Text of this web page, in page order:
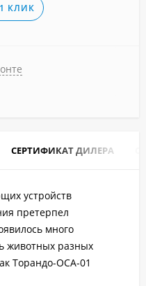
КЛИК
СЕРТИФИКАТ ДИЛЕРА
устройств
претерпел
много
животных разных
Торандо-ОСА-01